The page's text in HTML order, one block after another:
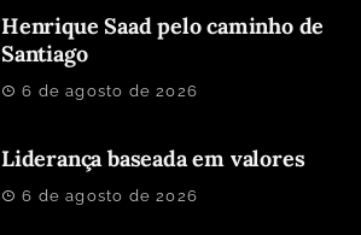
Henrique Saad pelo caminho de
Santiago
6 de agosto de 2026
Liderança baseada em valores
6 de agosto de 2026